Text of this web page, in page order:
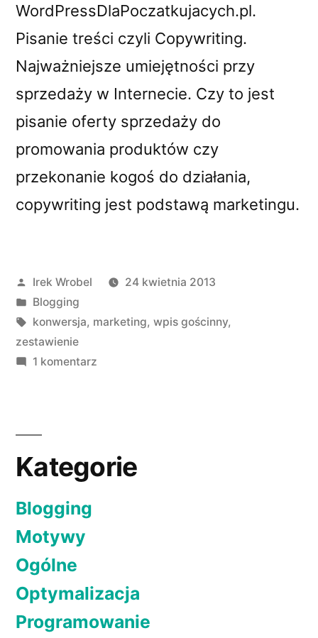
WordPressDlaPoczatkujacych.pl.
Pisanie treści czyli Copywriting.
Najważniejsze umiejętności przy
sprzedaży w Internecie. Czy to jest
pisanie oferty sprzedaży do
promowania produktów czy
przekonanie kogoś do działania,
copywriting jest podstawą marketingu.
Opublikowane
przez
Irek Wrobel
24 kwietnia 2013
Opublikowano
w
Blogging
Tagi:
konwersja, marketing, wpis gościnny,
zestawienie
1 komentarzdo
konwersję
Kategorie
Blogging
Motywy
Ogólne
Optymalizacja
Programowanie